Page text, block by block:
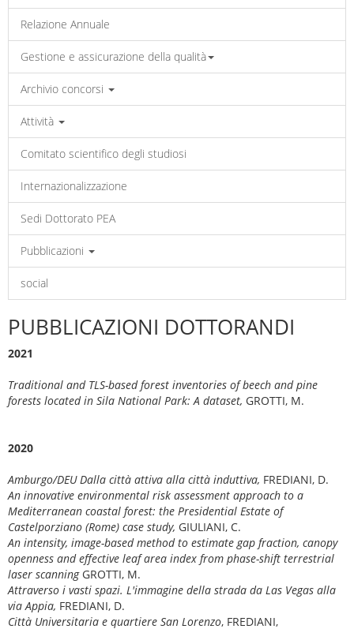
Relazione Annuale
Gestione e assicurazione della qualità
Archivio concorsi
Attività
Comitato scientifico degli studiosi
Internazionalizzazione
Sedi Dottorato PEA
Pubblicazioni
social
PUBBLICAZIONI DOTTORANDI
2021
Traditional and TLS-based forest inventories of beech and pine
forests located in Sila National Park: A dataset, GROTTI, M.
2020
Amburgo/DEU Dalla città attiva alla città induttiva, FREDIANI, D.
An innovative environmental risk assessment approach to a
Mediterranean coastal forest: the Presidential Estate of
Castelporziano (Rome) case study, GIULIANI, C.
An intensity, image-based method to estimate gap fraction, canopy
openness and effective leaf area index from phase-shift terrestrial
laser scanningGROTTI, M.
Attraverso i vasti spazi. L'immagine della strada da Las Vegas alla
via Appia, FREDIANI, D.
Città Universitaria e quartiere San Lorenzo, FREDIANI,